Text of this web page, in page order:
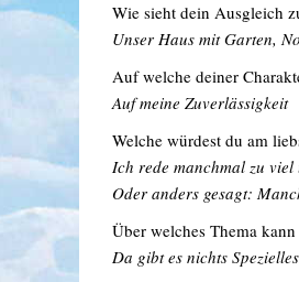
Wie sieht dein Ausgleich
Unser Haus mit Garten,
Auf welche deiner
Auf meine Zuverlässigkeit
Welche würdest du am
Ich rede manchmal zu viel
Oder anders gesagt:
Über welches Thema
Da gibt es nichts